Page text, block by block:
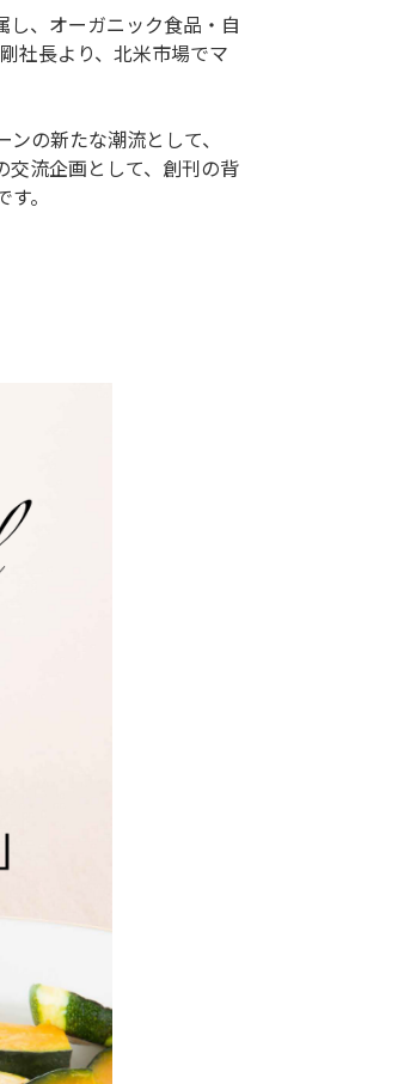
し、オーガニック食品・自
社長より、北米市場でマ
の新たな潮流として、
流企画として、創刊の背
。